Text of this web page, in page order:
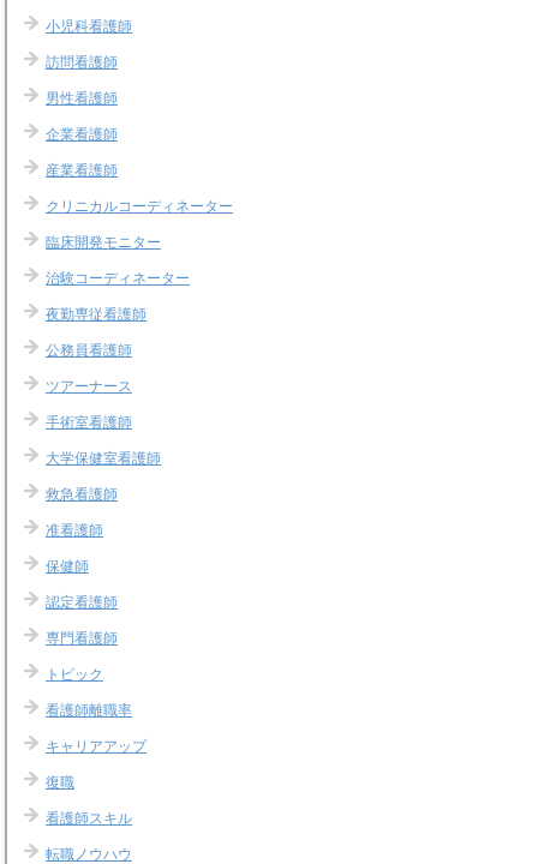
小児科看護師
訪問看護師
男性看護師
企業看護師
産業看護師
クリニカルコーディネーター
臨床開発モニター
治験コーディネーター
夜勤専従看護師
公務員看護師
ツアーナース
手術室看護師
大学保健室看護師
救急看護師
准看護師
保健師
認定看護師
専門看護師
トピック
看護師離職率
キャリアアップ
復職
看護師スキル
転職ノウハウ